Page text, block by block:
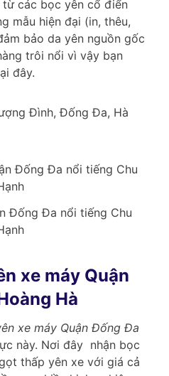
từ các bọc yên cổ điển
mẫu hiện đại (in, thêu,
bảo da yên nguồn gốc
trôi nổi vì vậy bạn
đây.
Đình, Đống Đa, Hà
Đống Đa nổi tiếng Chu
xe máy Quận
Hà
xe máy Quận Đống Đa
này. Nơi đây nhận bọc
thấp yên xe với giá cả